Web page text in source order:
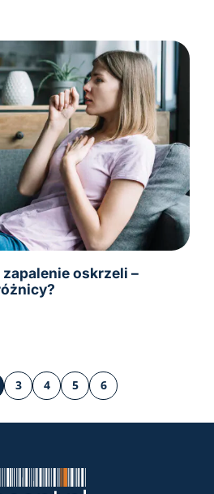
zapalenie oskrzeli –
3 4 5 6